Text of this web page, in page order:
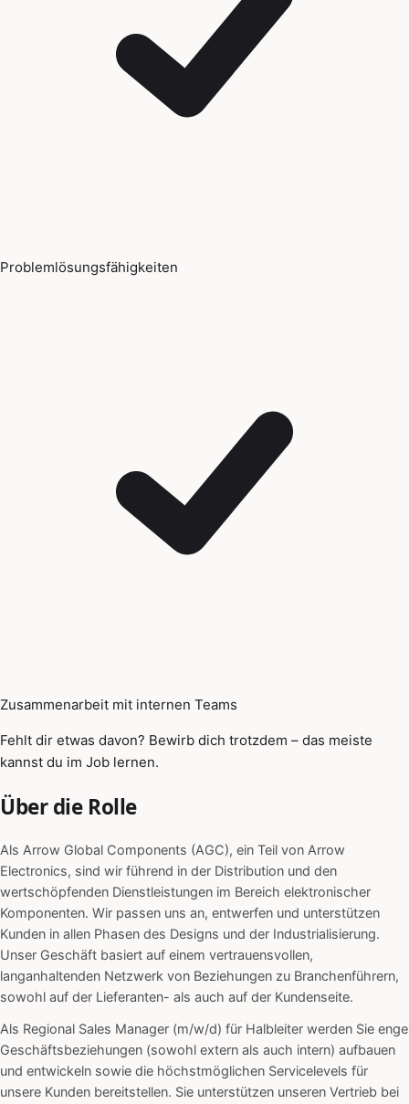
Problemlösungsfähigkeiten
Zusammenarbeit mit internen Teams
Fehlt dir etwas davon? Bewirb dich trotzdem – das meiste
kannst du im Job lernen.
Über die Rolle
Als Arrow Global Components (AGC), ein Teil von Arrow
Electronics, sind wir führend in der Distribution und den
wertschöpfenden Dienstleistungen im Bereich elektronischer
Komponenten. Wir passen uns an, entwerfen und unterstützen
Kunden in allen Phasen des Designs und der Industrialisierung.
Unser Geschäft basiert auf einem vertrauensvollen,
langanhaltenden Netzwerk von Beziehungen zu Branchenführern,
sowohl auf der Lieferanten- als auch auf der Kundenseite.
Als Regional Sales Manager (m/w/d) für Halbleiter werden Sie enge
Geschäftsbeziehungen (sowohl extern als auch intern) aufbauen
und entwickeln sowie die höchstmöglichen Servicelevels für
unsere Kunden bereitstellen. Sie unterstützen unseren Vertrieb bei